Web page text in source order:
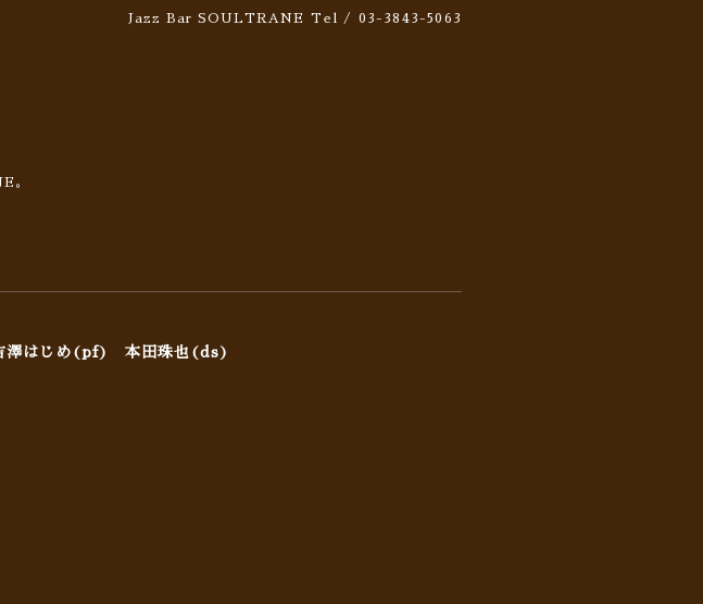
Jazz Bar SOULTRANE Tel / 03-3843-5063
。
はじめ(pf) 本田珠也(ds)